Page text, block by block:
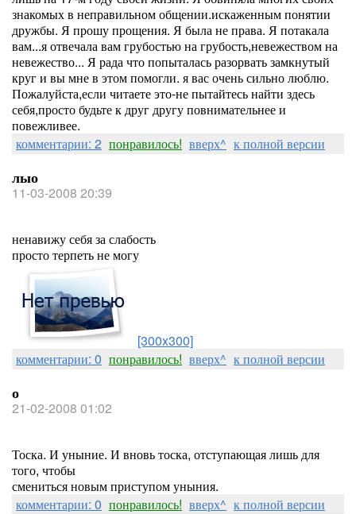
знакомых в неправильном общении.искаженным понятии
дружбы. Я прошу прощения. Я была не права. Я потакала
вам...я отвечала вам грубостью на грубость,невежеством на
невежество... Я рада что попыталась разорвать замкнутый
круг и вы мне в этом помогли. я вас очень сильно люблю.
Пожалуйста,если читаете это-не пытайтесь найти здесь
себя,просто будьте к друг другу повнимательнее и
повежливее.
комментарии: 2 понравилось! вверх^ к полной версии
лыо
11-03-2008 20:39
ненавижу себя за слабость
просто терпеть не могу
[300x300]
комментарии: 0 понравилось! вверх^ к полной версии
о
21-02-2008 01:02
Тоска. И уныние. И вновь тоска, отступающая лишь для
того, чтобы
смениться новым приступом уныния.
комментарии: 0 понравилось! вверх^ к полной версии